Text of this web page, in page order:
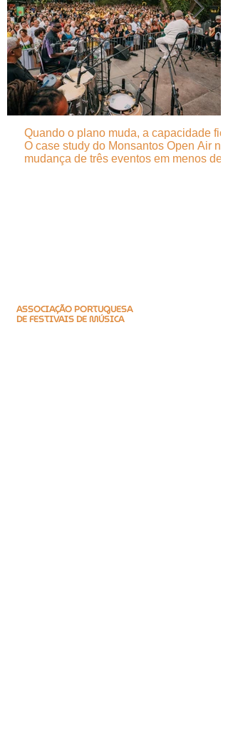
Quando o plano muda, a capacidade fica
O case study do Monsantos Open Air na
mudança de três eventos em menos de
ASSOCIAÇÃO PORTUGUESA
DE FESTIVAIS DE MÚSICA